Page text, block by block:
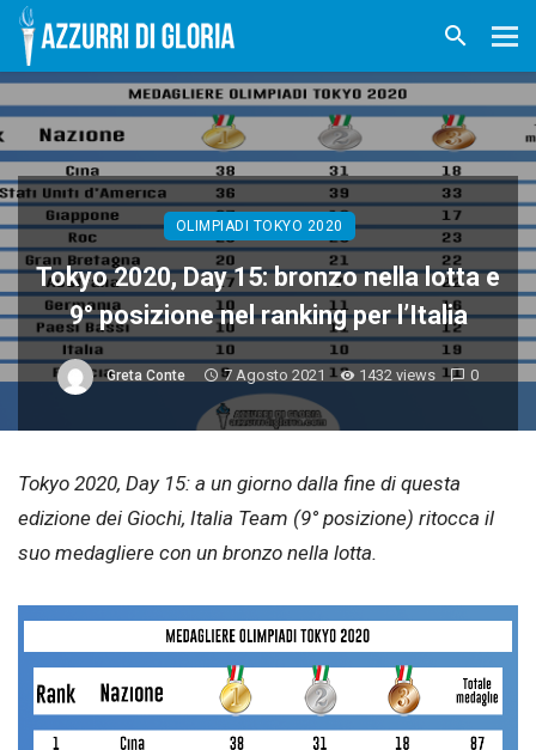
OLIMPIADI TOKYO 2020
Tokyo 2020, Day 15: bronzo nella lotta e
9° posizione nel ranking per l’Italia
Greta Conte 7 Agosto 2021 1432 views 0
Tokyo 2020, Day 15: a un giorno dalla fine di questa
edizione dei Giochi, Italia Team (9° posizione) ritocca il
suo medagliere con un bronzo nella lotta.